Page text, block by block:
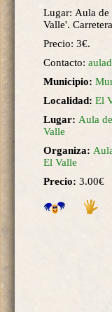
Lugar: Aula de
Valle'.
Precio: 3€.
Contacto:
Municipio:
Localidad: El
Lugar: Aula
Valle
Organiza:
El Valle
Precio: 3.00€